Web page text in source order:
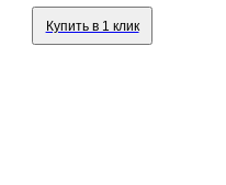
Купить в 1 клик